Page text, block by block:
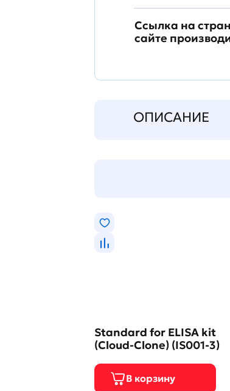
Ссылка на
сайте
ОПИСАНИЕ
Standard for ELISA kit
(Cloud-Clone) (IS001-3)